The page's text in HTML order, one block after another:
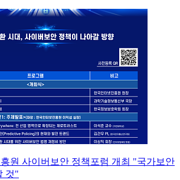
원 사이버보안 정책포럼 개최 "국가보안
것"